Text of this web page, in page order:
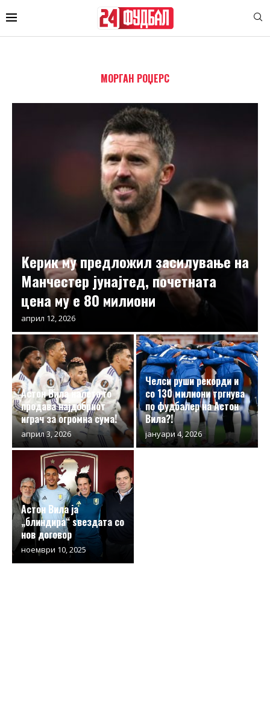
МОРГАН РОЏЕРС
Кeрик му предложил засилување на
Манчестер јунајтед, почетната
цена му е 80 милиони
април 12, 2026
Астон Вила налето го
продава најдобриот
играч за огромна сума!
април 3, 2026
Челси руши рекорди и
со 130 милиони тргнува
по фудбалер на Астон
Вила?!
јануари 4, 2026
Астон Вила ја
„блиндира“ ѕвездата со
нов договор
ноември 10, 2025